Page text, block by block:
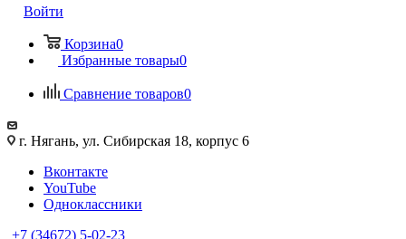
Войти
Корзина0
Избранные товары0
Сравнение товаров0
г. Нягань, ул. Сибирская 18, корпус 6
Вконтакте
YouTube
Одноклассники
+7 (34672) 5-02-23